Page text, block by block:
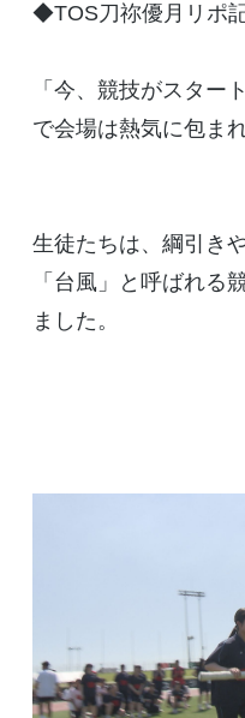
◆TOS刀祢優月リポ
「今、競技がスター
で会場は熱気に包ま
生徒たちは、綱引き
「台風」と呼ばれる
ました。